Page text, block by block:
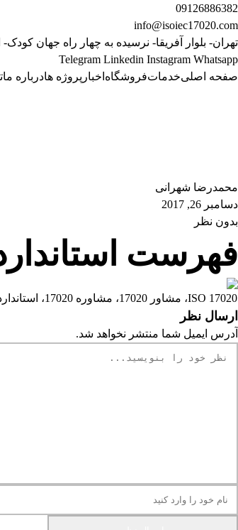
09126886382
info@isoiec17020.com
تهران- بلوار آفریقا- نرسیده به چهار راه جهان کودک-
Telegram Linkedin Instagram Whatsapp
صفحه اصلیخدماتفروشگاه اخبار پروژه هادرباره ما
محمدرضا شهرانی
دسامبر 26, 2017
بدون نظر
فهرست استاندارد های 85 گانه
ISO 17020، مشاور 17020، مشاوره 17020، استاندارد، استاندارد 17020، مرکز ملی تایید صلاحیت، خرید تجهیزات بازرسی، خرید بیمه نامه بازرسی، بازرسی فنی، بازرسی کالا، ایزو 17020،
ارسال نظر
آدرس ایمیل شما منتشر نخواهد شد.